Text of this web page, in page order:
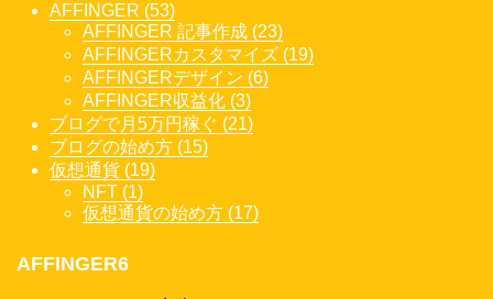
AFFINGER (53)
AFFINGER 記事作成 (23)
AFFINGERカスタマイズ (19)
AFFINGERデザイン (6)
AFFINGER収益化 (3)
ブログで月5万円稼ぐ (21)
ブログの始め方 (15)
仮想通貨 (19)
NFT (1)
仮想通貨の始め方 (17)
AFFINGER6